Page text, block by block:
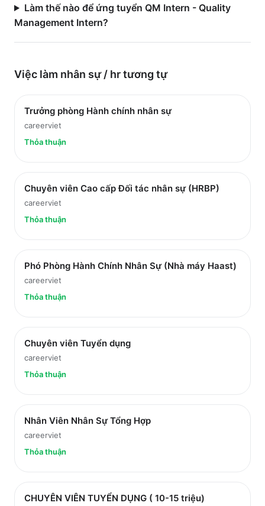
Làm thế nào để ứng tuyển QM Intern - Quality
Management Intern?
Việc làm nhân sự / hrtương tự
Trưởng phòng Hành chính nhân sự
careerviet
Thỏa thuận
Chuyên viên Cao cấp Đối tác nhân sự (HRBP)
careerviet
Thỏa thuận
Phó Phòng Hành Chính Nhân Sự (Nhà máy Haast)
careerviet
Thỏa thuận
Chuyên viên Tuyển dụng
careerviet
Thỏa thuận
Nhân Viên Nhân Sự Tổng Hợp
careerviet
Thỏa thuận
CHUYÊN VIÊN TUYỂN DỤNG ( 10-15 triệu)